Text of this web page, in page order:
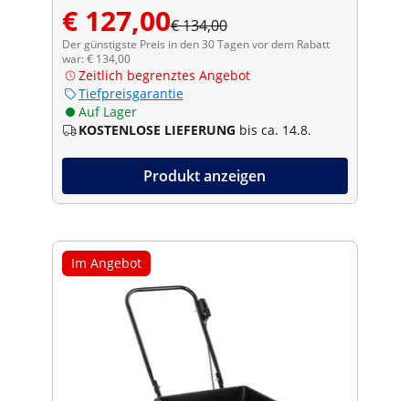
€ 127,00€ 134,00
Der günstigste Preis in den 30 Tagen vor dem Rabatt
war: € 134,00
Zeitlich begrenztes Angebot
Tiefpreisgarantie
Auf Lager
KOSTENLOSE LIEFERUNG bis ca. 14.8.
Produkt anzeigen
Im Angebot